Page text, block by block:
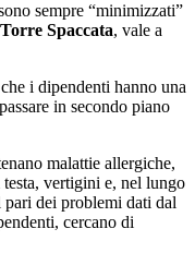
sempre “minimizzati”
Spaccata, vale a
i dipendenti hanno una
in secondo piano
malattie allergiche,
vertigini e, nel lungo
dei problemi dati dal
cercano di